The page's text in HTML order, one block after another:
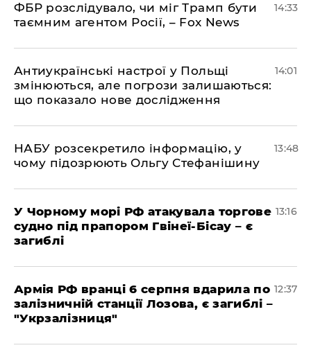
ФБР розслідувало, чи міг Трамп бути
таємним агентом Росії, – Fox News
14:33
Антиукраїнські настрої у Польщі
змінюються, але погрози залишаються:
що показало нове дослідження
14:01
НАБУ розсекретило інформацію, у
чому підозрюють Ольгу Стефанішину
13:48
У Чорному морі РФ атакувала торгове
судно під прапором Гвінеї-Бісау – є
загиблі
13:16
Армія РФ вранці 6 серпня вдарила по
залізничній станції Лозова, є загиблі –
"Укрзалізниця"
12:37